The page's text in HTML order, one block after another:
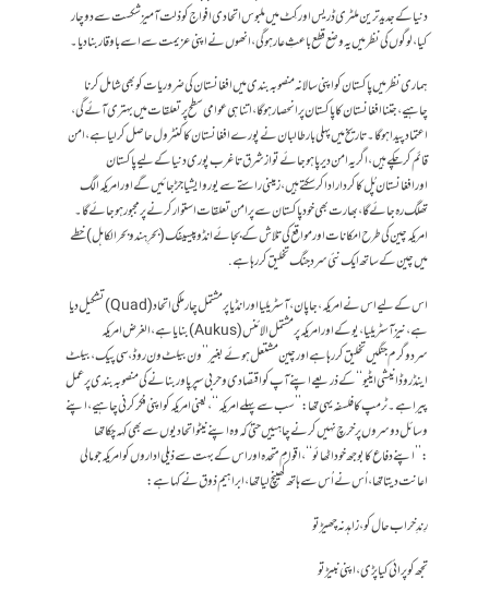
دنیا کے جدید ترین ملٹری ڈریس اور کِٹ میں ملبوس اتحادی افواج کو ذلت آمیز شکست سے دوچار
کیا، لوگوں کی نظر میں یہ وضع قطع باعثِ عار ہوگی، انھوں نے اپنی عزیمت سے اسے باوقاربنادیا ۔
ہماری نظر میں پاکستان کو اپنی سالانہ منصوبہ بندی میں افغانستان کی ضروریات کو بھی شامل کرنا
چاہیے، جتنا افغانستان کا پاکستان پر انحصار ہوگا، اتنا ہی عوامی سطح پر تعلقات میں بہتری آئے گی ،
اعتماد پیدا ہوگا ۔ تاریخ میں پہلی بارطالبان نے پورے افغانستان کا کنٹرول حاصل کرلیا ہے ، امن
قائم کرچکے ہیں ، اگر یہ امن دیرپا ہوجائے توازشرق تاغرب پوری دنیا کے لیے پاکستان
اورافغانستان پُل کا کردار ادا کرسکتے ہیں، زمینی راستے سے یوروایشیا جڑجائیں گے اور امریکہ الگ
تھلگ رہ جائے گا،بھارت بھی خود پاکستان سے پرامن تعلقات استوار کرنے پر مجبور ہوجائے گا۔
امریکہ چین کی طرح امکانات اور مواقع کی تلاش کے بجائے انڈوپیسیفک (بحرِ ہند وبحر الکاہل)خطے
میں چین کے ساتھ ایک نئی سرد جنگ تخلیق کر رہا ہے.
اس کے لیے اس نے امریکہ ، جاپان ، آسٹریلیا اور انڈیا پر مشتمل چارملکی اتحاد(Quad)تشکیل دیا
ہے،نیزآسٹریلیا، یوکے اور امریکہ پر مشتمل الائنس ( Aukus)بنایا ہے، الغرض امریکہ
سردوگرم جنگیں تخلیق کر رہا ہے اور چین مشتعل ہوئے بغیر ’’ ون بیلٹ ون روڈ ، سی پیک، بیلٹ
اینڈ روڈ انیشی ایٹیو‘‘ کے ذریعے اپنے آپ کو اقتصادی وحربی سپرپاور بنانے کی منصوبہ بندی پر عمل
پیرا ہے۔ ٹرمپ کا فلسفہ یہی تھا:’’سب سے پہلے امریکہ ‘‘، یعنی امریکہ کو اپنی فکر کرنی چاہیے ، اپنے
وسائل دوسروں پر خرچ نہیں کرنے چاہییں حتیٰ کہ وہ اپنے نیٹو اتحادیوں سے بھی کہہ چکا تھا
:’’اپنے دفاع کا بوجھ خود اٹھائو‘‘، اقوامِ متحدہ اور اس کے بہت سے ذیلی اداروں کو امریکہ جو مالی
اعانت دیتا تھا، اُس نے اُس سے ہاتھ کھینچ لیا تھا ، ابراہیم ذوق نے کہا ہے:
رِندِ خراب حال کو، زاہد نہ چھیڑ تو
تجھ کو پرائی کیا پڑی، اپنی نبیڑ تو